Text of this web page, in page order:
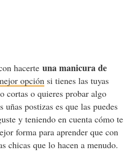
hacerte una manicura de
opciónsi tienes las tuyas
cortas o quieres probar algo
postizas es que las puedes
y teniendo en cuenta cómo te
forma para aprender que con
chicas que lo hacen a menudo.